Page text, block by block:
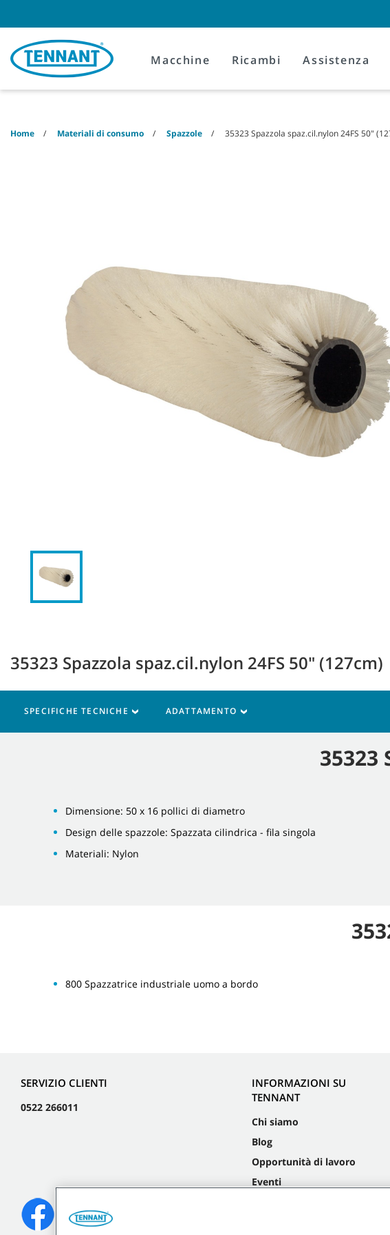
content
navigation
menu
Macchine Ricambi Assistenza
Home Materiali di consumo Spazzole 35323 Spazzola spaz.cil.nylon 24FS 50"
35323 Spazzola spaz.cil.nylon 24FS 50" (127cm)
SPECIFICHE TECNICHE ADATTAMENTO
35323
Dimensione: 50 x 16 pollici di diametro
Design delle spazzole: Spazzata cilindrica - fila singola
Materiali: Nylon
800 Spazzatrice industriale uomo a bordo
SERVIZIO CLIENTI
0522 266011
INFORMAZIONI SU
TENNANT
Chi siamo
Blog
Opportunità di lavoro
Eventi